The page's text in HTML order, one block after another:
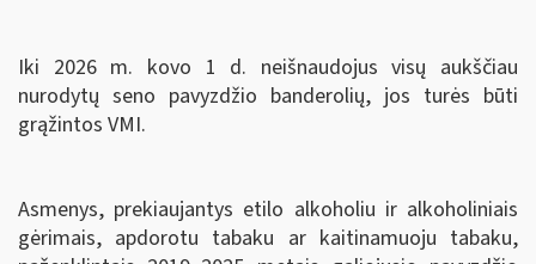
Iki 2026 m. kovo 1 d. neišnaudojus visų aukščiau
nurodytų seno pavyzdžio banderolių, jos turės būti
grąžintos VMI.
Asmenys, prekiaujantys etilo alkoholiu ir alkoholiniais
gėrimais, apdorotu tabaku ar kaitinamuoju tabaku,